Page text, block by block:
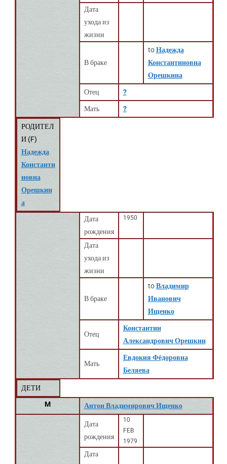
Дата
ухода из
жизни
В браке
toНадежда
Константиновна
Орешкина
Отец ?
Мать ?
РОДИТЕЛ
И (F)
Надежда
Константи
новна
Орешкин
а
Дата
рождения
1950
Дата
ухода из
жизни
В браке
toВладимир
Иванович
Ищенко
Отец
Константин
Александрович Орешкин
Мать
Евдокия Фёдоровна
Беляева
ДЕТИ
M
Антон Владимирович Ищенко
Дата
рождения
10
FEB
1979
Дата